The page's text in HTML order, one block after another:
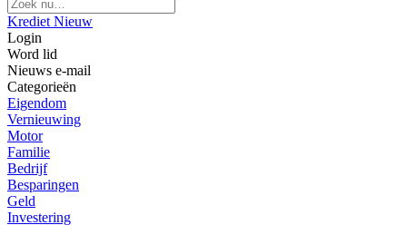
Krediet Nieuw
Login
Word lid
Nieuws e-mail
Categorieën
Eigendom
Vernieuwing
Motor
Familie
Bedrijf
Besparingen
Geld
Investering